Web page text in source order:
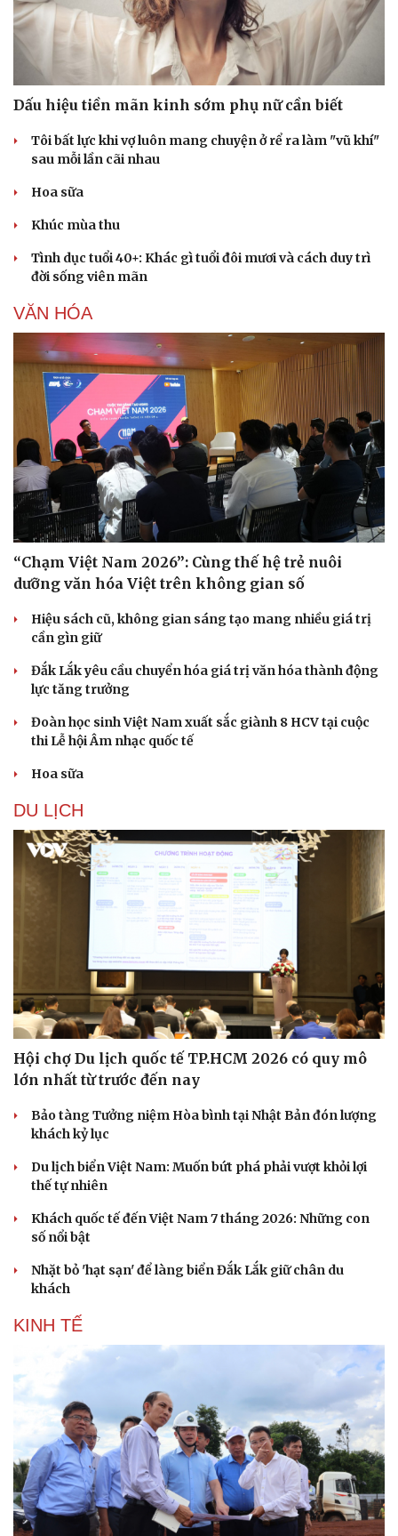
Văn hóa
Sân khấu - Điện ảnh
Văn học
Âm nhạc
Di sản
Giải trí
Nghệ sĩ
Thời trang
Sao Việt
Dấu hiệu tiền mãn kinh sớm phụ nữ cần biết
Tôi bất lực khi vợ luôn mang chuyện ở rể ra làm "vũ khí"
sau mỗi lần cãi nhau
Hoa sữa
Khúc mùa thu
Tình dục tuổi 40+: Khác gì tuổi đôi mươi và cách duy trì
đời sống viên mãn
VĂN HÓA
“Chạm Việt Nam 2026”: Cùng thế hệ trẻ nuôi
dưỡng văn hóa Việt trên không gian số
Hiệu sách cũ, không gian sáng tạo mang nhiều giá trị
cần gìn giữ
Đắk Lắk yêu cầu chuyển hóa giá trị văn hóa thành động
lực tăng trưởng
Đoàn học sinh Việt Nam xuất sắc giành 8 HCV tại cuộc
thi Lễ hội Âm nhạc quốc tế
Hoa sữa
DU LỊCH
Hội chợ Du lịch quốc tế TP.HCM 2026 có quy mô
lớn nhất từ trước đến nay
Bảo tàng Tưởng niệm Hòa bình tại Nhật Bản đón lượng
khách kỷ lục
Du lịch biển Việt Nam: Muốn bứt phá phải vượt khỏi lợi
thế tự nhiên
Khách quốc tế đến Việt Nam 7 tháng 2026: Những con
số nổi bật
Nhặt bỏ 'hạt sạn' để làng biển Đắk Lắk giữ chân du
khách
KINH TẾ